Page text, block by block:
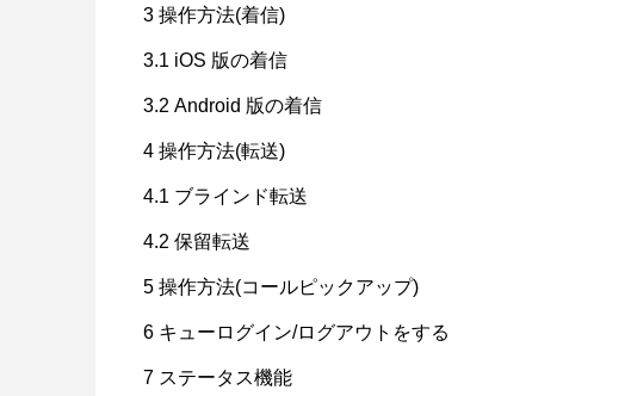
3 操作方法(着信)
3.1 iOS 版の着信
3.2 Android 版の着信
4 操作方法(転送)
4.1 ブラインド転送
4.2 保留転送
5 操作方法(コールピックアップ)
6 キューログイン/ログアウトをする
7 ステータス機能